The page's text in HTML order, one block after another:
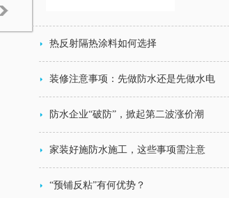
热反射隔热涂料如何选择
装修注意事项：先做防水还是先做水电
防水企业“破防”，掀起第二波涨价潮
家装好施防水施工，这些事项需注意
“预铺反粘”有何优势？